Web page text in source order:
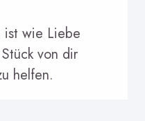
ist wie Liebe
von dir
helfen.